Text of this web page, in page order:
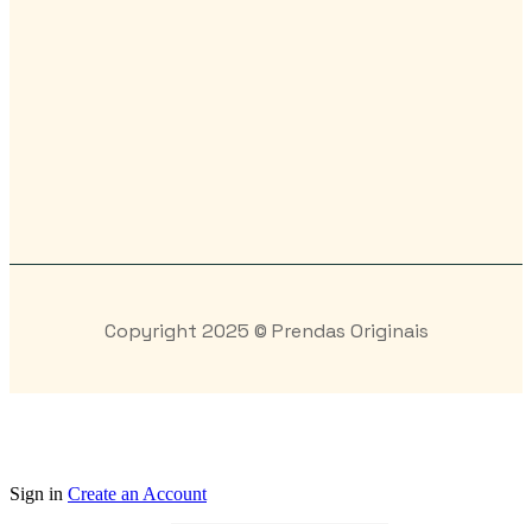
Copyright 2025 © Prendas Originais
Sign in Create an Account